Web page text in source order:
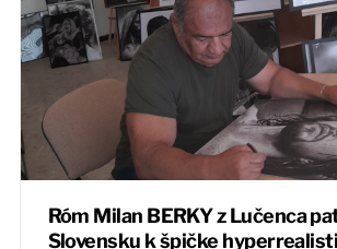
Róm Milan BERKY z Lučenca
Slovensku k špičke